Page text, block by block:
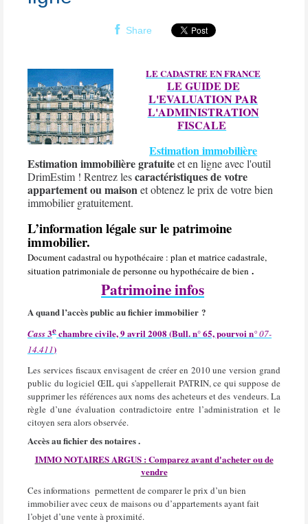
Share
LE CADASTRE EN FRANCE
LE GUIDE DE
L'EVALUATION PAR
L'ADMINISTRATION
FISCALE
Estimation immobilière
Estimation immobilière gratuiteet en ligne avec l'outil
DrimEstim ! Rentrez lescaractéristiques de votre
appartement ou maisonet obtenez le prix de votre bien
immobilier gratuitement.
L’information légale sur le patrimoine
immobilier.
Document cadastral ou hypothécaire : plan et matrice cadastrale,
situation patrimoniale de personne ou hypothécaire de bien .
Patrimoine infos
A quand l’accès public au fichier immobilier ?
Cass3echambre civile, 9 avril 2008 (Bull. n° 65, pourvoi n° 07-
14.411)
Les services fiscaux envisagent de créer en 2010 une version grand
public du logiciel ŒIL qui s'appellerait PATRIN, ce qui suppose de
supprimer les références aux noms des acheteurs et des vendeurs. La
règle d’une évaluation contradictoire entre l’administration et le
citoyen sera alors observée.
Accès au fichier des notaires .
IMMO NOTAIRES ARGUS : Comparez avant d'acheter ou de
vendre
Ces informations permettent de comparer le prix d’un bien
immobilier avec ceux de maisons ou d’appartements ayant fait
l’objet d’une vente à proximité.